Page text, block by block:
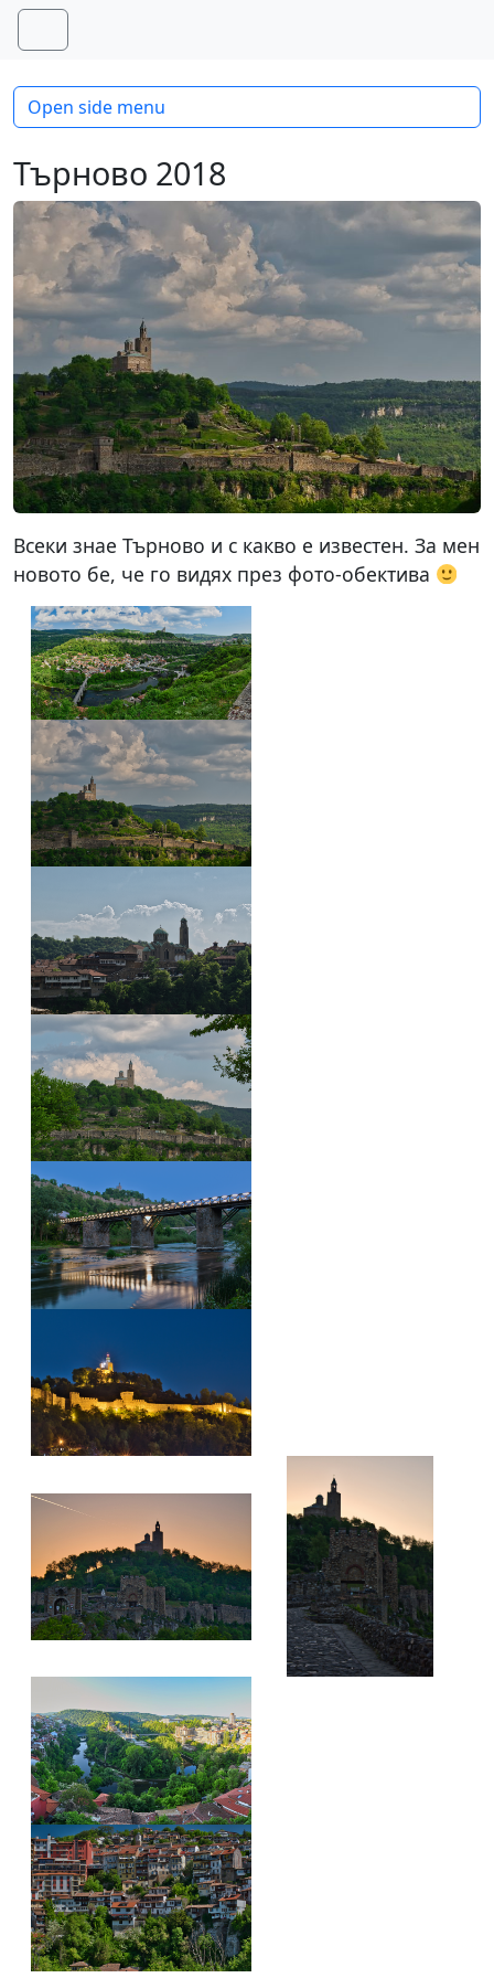
Skip to content
Skip to footer
Menu
Търново 2018
Всеки знае Търново и с какво е известен. За мен
новото бе, че го видях през фото-обектива
Open side menu